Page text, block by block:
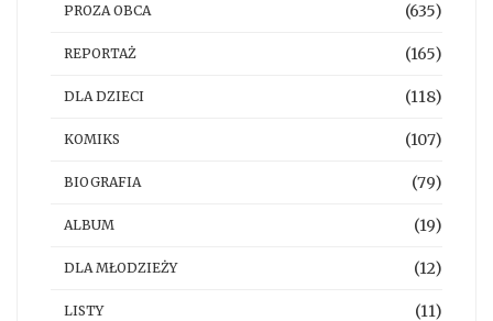
PROZA OBCA (635)
REPORTAŻ (165)
DLA DZIECI (118)
KOMIKS (107)
BIOGRAFIA (79)
ALBUM (19)
DLA MŁODZIEŻY (12)
LISTY (11)